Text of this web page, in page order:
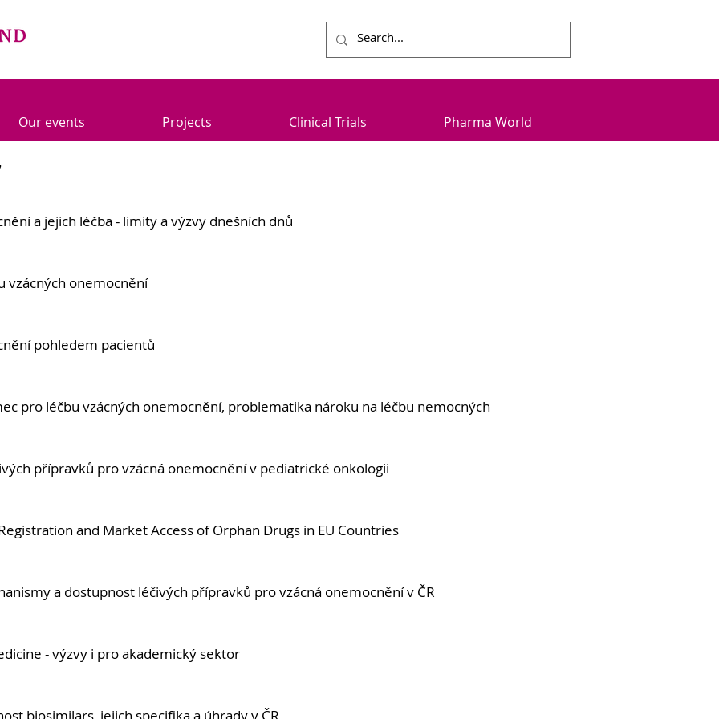
Our events Projects Clinical Trials Pharma World
a jejich léčba - limity a výzvy dnešních dnů
vzácných onemocnění
pohledem pacientů
pro léčbu vzácných onemocnění, problematika nároku na léčbu nemocných
přípravků pro vzácná onemocnění v pediatrické onkologii
and Market Access of Orphan Drugs in EU Countries
a dostupnost léčivých přípravků pro vzácná onemocnění v ČR
- výzvy i pro akademický sektor